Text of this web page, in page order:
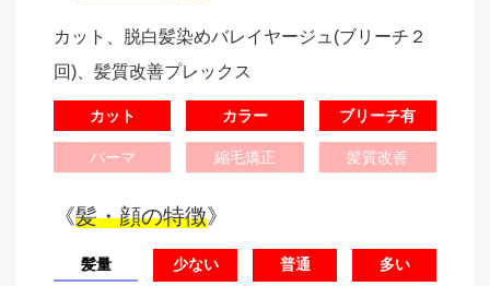
カット、脱白髪染めバレイヤージュ(ブリーチ２
回)、髪質改善プレックス
カット カラー ブリーチ有
パーマ 縮毛矯正 髪質改善
《髪・顔の特徴》
髪量 少ない 普通 多い